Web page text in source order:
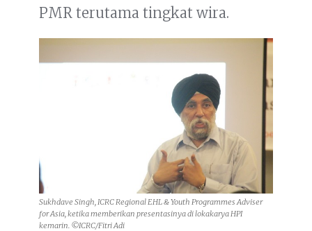
PMR terutama tingkat wira.
Sukhdave Singh, ICRC Regional EHL & Youth Programmes Adviser
for Asia, ketika memberikan presentasinya di lokakarya HPI
kemarin. ©ICRC/Fitri Adi